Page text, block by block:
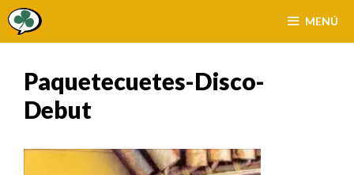
Saltar
MENÚ
Paquetecuetes-Disco-
Debut